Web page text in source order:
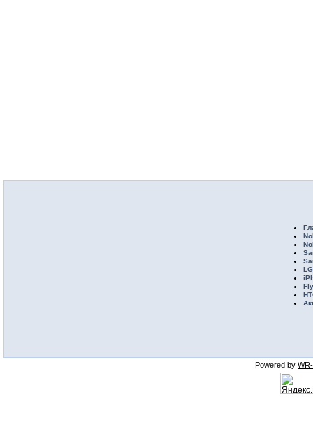
LG
Fly
Powered by